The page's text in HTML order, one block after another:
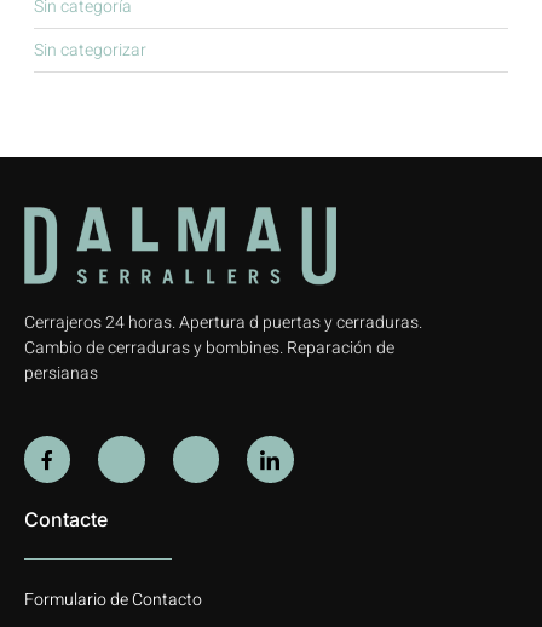
Sin categoría
Sin categorizar
Cerrajeros 24 horas. Apertura d puertas y cerraduras.
Cambio de cerraduras y bombines. Reparación de
persianas
Contacte
Formulario de Contacto